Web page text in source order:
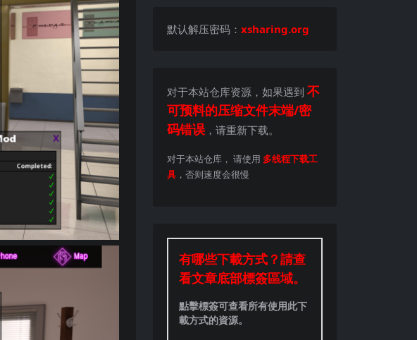
默认解压密码： xsharing.org
对于本站仓库资源，如果遇到 不
可预料的压缩文件末端/密
码错误 ，请重新下载。
对于本站仓库， 请使用 多线程下载工
具 ，否则速度会很慢
有哪些下載方式？請查
看文章底部標簽區域。
點擊標簽可查看所有使用此下
載方式的資源。